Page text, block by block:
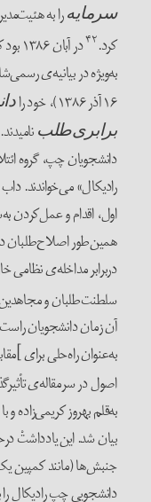
سرمایهرا به
کرد.۴۲در آبان ۱۳۸۶ بود که چپ‌های رادیکال در اعلامیه‌های خود،
به‌ویژه در بیانیه‌ی
۱۶ آذر ۱۳۸۶)، خود را
برابری‌طلب
دانشجویان چپ، گروه
رادیکال» می‌خواندند.
اول، اقدام و عمل‌کردن
همین‌طور اصلاح‌طلبان
دربرابر مداخله‌ی نظامی
سلطنت‌طلبان و
آن زمان دانشجویان
به‌عنوان راه‌حلی برای
اصول در سرمقاله‌ی
به‌قلم بهروز
بیان شد. این یادداشتْ
جنبش‌ها (مانند کمپین
دانشجویی چپ رادیکال